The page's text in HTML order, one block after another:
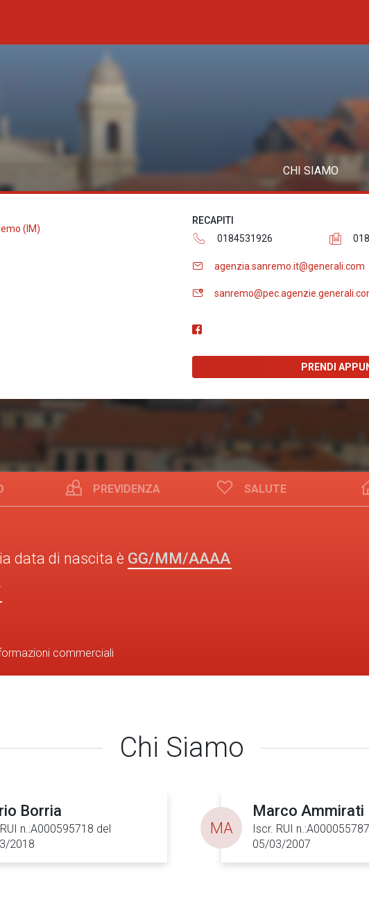
CHI SIAMO
(IM)
RECAPITI
0184531926
agenzia.sanremo.it@generali.com
PRENDI
PREVIDENZA SALUTE
data di nascita è
commerciali
Chi Siamo
Borria
n.:A000595718 del
2018
Marco Ammirati
Iscr. RUI
05/03/2007
MA